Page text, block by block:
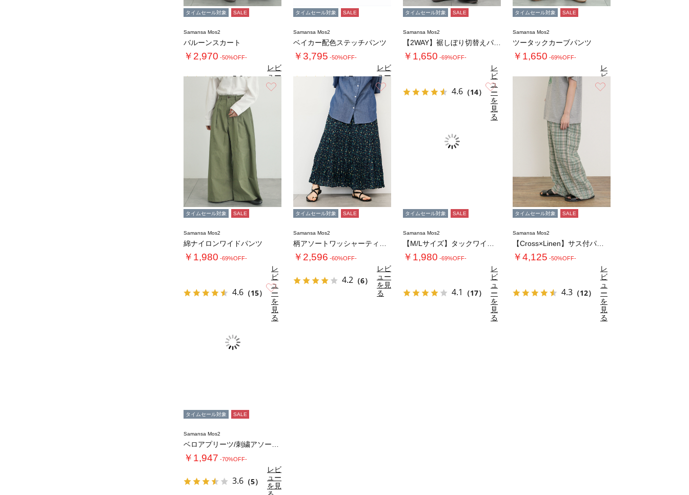
タイムセール対象 SALE
Samansa Mos2
バルーンスカート
￥2,970 -50%OFF-
5.0（6）
レビ
ュー
を見
る
タイムセール対象 SALE
Samansa Mos2
ベイカー配色ステッチパンツ
￥3,795 -50%OFF-
4.7（3）
レビ
ュー
を見
る
タイムセール対象 SALE
Samansa Mos2
￥1,650 -69%OFF-
4.6 （14）
レ
ビ
ュ
ー
を
見
る
タイムセール対象 SALE
Samansa Mos2
ツータックカーブパンツ
￥1,650 -69%OFF-
4.6 （20）
レ
ビ
ュ
ー
タイムセール対象 SALE
Samansa Mos2
綿ナイロンワイドパンツ
￥1,980 -69%OFF-
4.6 （15）
レ
ビ
ュ
ー
を
見
る
タイムセール対象 SALE
Samansa Mos2
￥2,596 -60%OFF-
4.2 （6）
レビ
ュー
を見
る
タイムセール対象 SALE
Samansa Mos2
￥1,980 -69%OFF-
4.1 （17）
レ
ビ
ュ
ー
を
見
る
タイムセール対象 SALE
Samansa Mos2
￥4,125 -50%OFF-
4.3 （12）
レ
ビ
ュ
ー
を
見
る
お気に入り
タイムセール対象 SALE
Samansa Mos2
￥1,947 -70%OFF-
3.6 （5）
レビ
ュー
を見